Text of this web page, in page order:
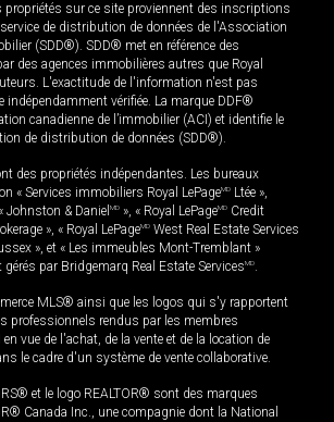
propriétés sur ce site proviennent des inscriptions
de distribution de données de l'Association
(SDD®). SDD® met en référence des
des agences immobilières autres que Royal
L'exactitude de l'information n'est pas
indépendamment vérifiée. La marque DDF®
canadienne de l’immobilier (ACI) et identifie le
de distribution de données (SDD®).
des propriétés indépendantes. Les bureaux
« Services immobiliers Royal LePageMD Ltée »,
& Daniel MD », « Royal LePageMD Credit
», « Royal LePageMD West Real Estate Services
», et « Les immeubles Mont-Tremblant »
par Bridgemarq Real Estate ServicesMD.
MLS® ainsi que les logos qui s'y rapportent
professionnels rendus par les membres
vue de l'achat, de la vente et de la location de
le cadre d'un système de vente collaborative.
et le logo REALTOR® sont des marques
Canada Inc., une compagnie dont la National